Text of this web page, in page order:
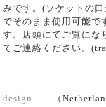
みです。(ソケットの
でそのまま使用可能で
す。店頭にてご覧にな
てご連絡ください。
design （